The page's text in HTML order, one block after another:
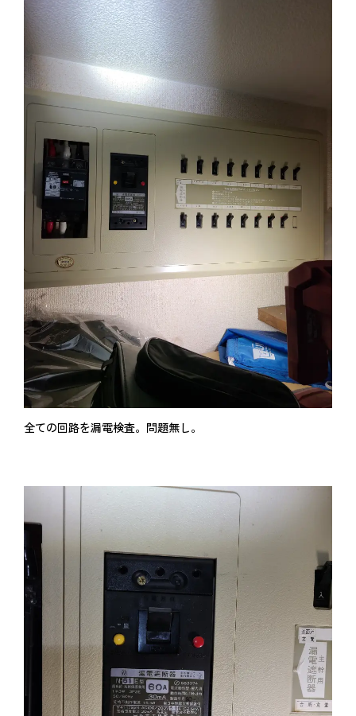
全ての回路を漏電検査。問題無し。